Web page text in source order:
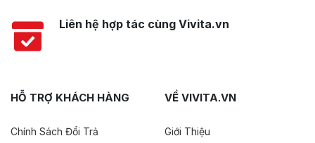
Liên hệ hợp tác cùng Vivita.vn
HỖ TRỢ KHÁCH HÀNG
Chính Sách Đổi Trả
VỀ VIVITA.VN
Giới Thiệu